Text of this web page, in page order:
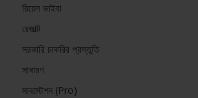
রিয়েল ভাইবা
রেজাল্ট
সরকারি চাকরির প্রস্তুতি
সাধারণ
সাবস্টেশন (Pro)